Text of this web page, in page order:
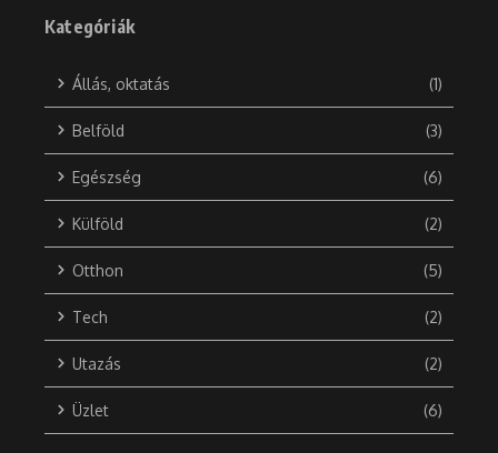
Kategóriák
Állás, oktatás (1)
Belföld (3)
Egészség (6)
Külföld (2)
Otthon (5)
Tech (2)
Utazás (2)
Üzlet (6)